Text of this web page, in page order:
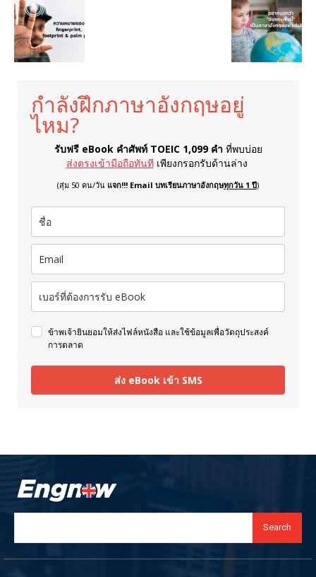
กำลังฝึกภาษาอังกฤษอยู่
ไหม?
รับฟรี eBook คำศัพท์ TOEIC 1,099 คำ ที่พบบ่อย
ส่งตรงเข้ามือถือทันที เพียงกรอกรับด้านล่าง
(สุ่ม 50 คน/วัน แจก!!! Email บทเรียนภาษาอังกฤษทุกวัน 1 ปี)
ข้าพเจ้ายินยอมให้ส่งไฟล์หนังสือ และใช้ข้อมูลเพื่อวัตถุประสงค์
การตลาด
ส่ง eBook เข้า SMS
Search